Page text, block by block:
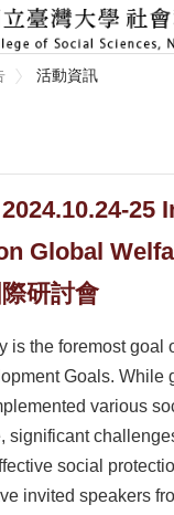
活動資訊
2024.10.24-25
Global
研討會
is the foremost goal
Goals. While
various
significant
social
invited speakers